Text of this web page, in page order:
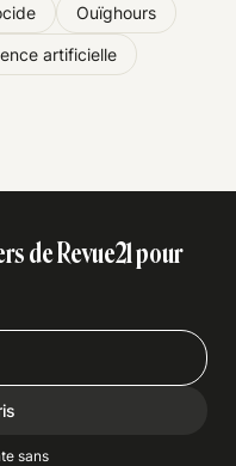
Ouïghours
artificielle
de Revue21 pour
sans